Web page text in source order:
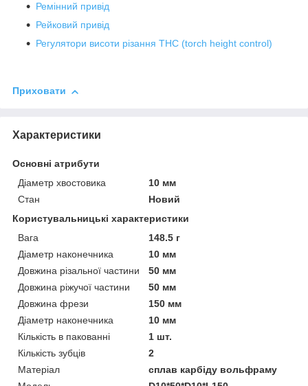
Ремінний привід
Рейковий привід
Регулятори висоти різання THC (torch height control)
Приховати
Характеристики
Основні атрибути
Діаметр хвостовика
10 мм
Стан
Новий
Користувальницькі характеристики
Вага
148.5 г
Діаметр наконечника
10 мм
Довжина різальної частини
50 мм
Довжина ріжучої частини
50 мм
Довжина фрези
150 мм
Діаметр наконечника
10 мм
Кількість в пакованні
1 шт.
Кількість зубців
2
Матеріал
сплав карбіду вольфраму